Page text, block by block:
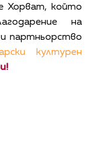
Хорват, който
на
партньорство
културен